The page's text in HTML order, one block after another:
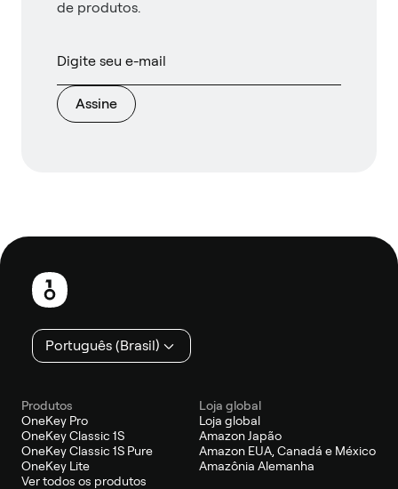
de produtos.
Assine
Rodapé
Português (Brasil)
Produtos
OneKey Pro
OneKey Classic 1S
OneKey Classic 1S Pure
OneKey Lite
Ver todos os produtos
Loja global
Loja global
Amazon Japão
Amazon EUA, Canadá e México
Amazônia Alemanha